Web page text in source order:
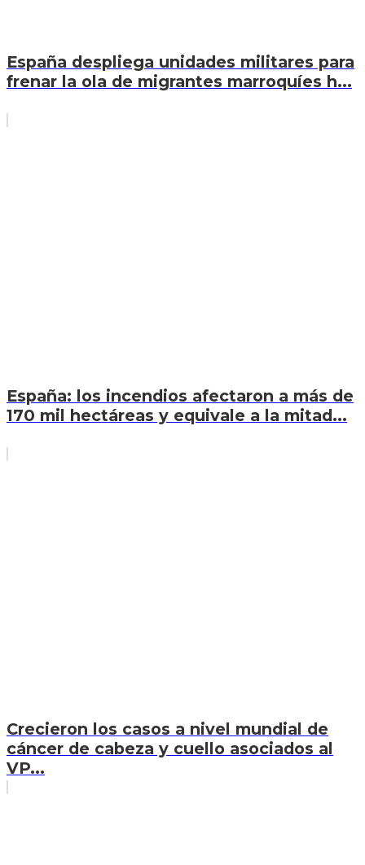
España despliega unidades militares para
frenar la ola de migrantes marroquíes h...
España: los incendios afectaron a más de
170 mil hectáreas y equivale a la mitad...
Crecieron los casos a nivel mundial de
cáncer de cabeza y cuello asociados al
VP...